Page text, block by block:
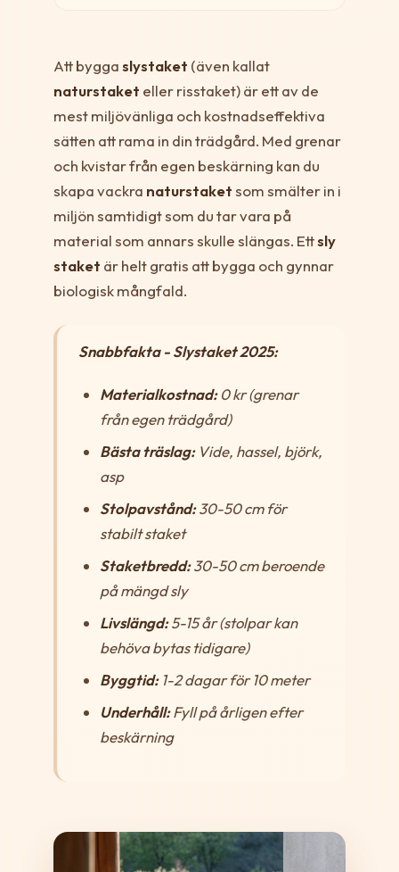
Att byggaslystaket (även kallat
naturstaket eller risstaket) är ett av de
mest miljövänliga och kostnadseffektiva
sätten att rama in din trädgård. Med grenar
och kvistar från egen beskärning kan du
skapa vackra naturstaketsom smälter in i
miljön samtidigt som du tar vara på
material som annars skulle slängas. Ettsly
staket är helt gratis att bygga och gynnar
biologisk mångfald.
Snabbfakta - Slystaket 2025:
Materialkostnad:0 kr (grenar
från egen trädgård)
Bästa träslag:Vide, hassel, björk,
asp
Stolpavstånd:30-50 cm för
stabilt staket
Staketbredd:30-50 cm beroende
på mängd sly
Livslängd:5-15 år (stolpar kan
behöva bytas tidigare)
Byggtid:1-2 dagar för 10 meter
Underhåll:Fyll på årligen efter
beskärning